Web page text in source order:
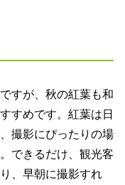
すが、秋の紅葉も和
すめです。紅葉は日
撮影にぴったりの場
できるだけ、観光客
、早朝に撮影すれ